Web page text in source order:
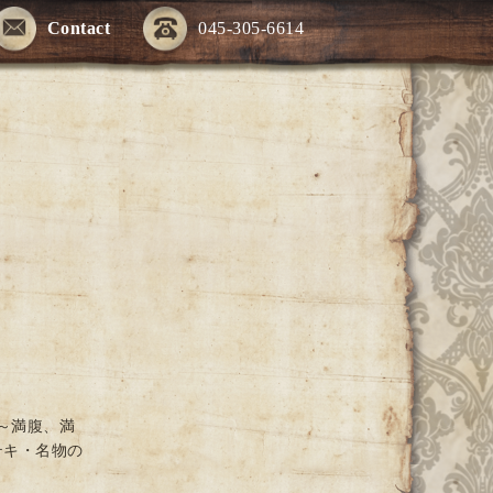
045-305-6614
Contact
満腹、満
・名物の